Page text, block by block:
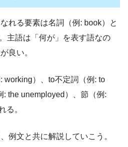
れる要素は名詞（例: book）と
主語は「何が」を表す語なの
良い。
working）、to不定詞（例: to
the unemployed）、節（例:
る。
例文と共に解説していこう。